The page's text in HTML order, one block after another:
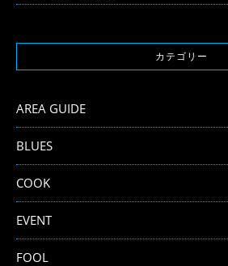
カテゴリー
AREA GUIDE
BLUES
COOK
EVENT
FOOL